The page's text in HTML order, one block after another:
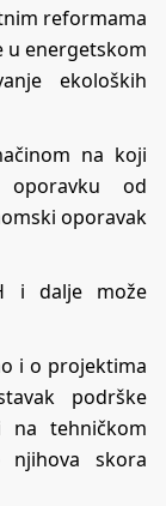
reformama
u energetskom
ekoloških
na koji
oporavku od
oporavak
i dalje može
i o projektima
podrške
na tehničkom
skora